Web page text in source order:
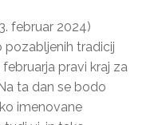
februar 2024)
pozabljenih tradicij
pravi kraj za
ta dan se bodo
imenovane